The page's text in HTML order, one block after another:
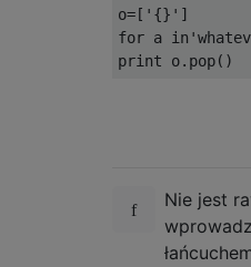
o=['{}']
for a
Nie jest